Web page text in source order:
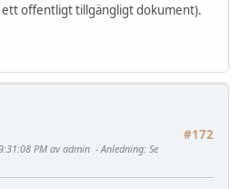
offentligt tillgängligt dokument).
#172
PM av admin Anledning: Se